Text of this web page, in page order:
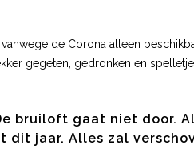
de Corona alleen
gegeten, gedronken en
bruiloft gaat niet door.
dit jaar. Alles zal